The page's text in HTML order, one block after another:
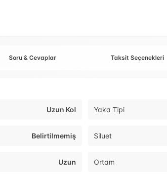
Soru & Cevaplar Taksit Seçenekleri
Uzun Kol Yaka Tipi
Belirtilmemiş Siluet
Uzun Ortam